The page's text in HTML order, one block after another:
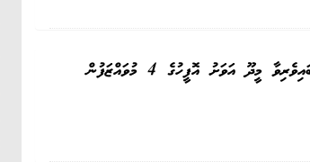
ސެޓްފިކެޓް 3 އިން އޮފީސް އެޑްމިނިސްޓްރޭޝަން ކޯހުގައިގައި ބައިވެރިވާ މީދޫ އަވަށު އޮފީހުގެ 4 މުވައްޒަފުން